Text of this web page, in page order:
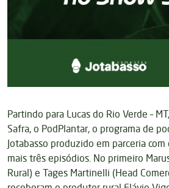
Partindo para Lucas do Rio Verde –
Safra, o PodPlantar, o programa de
Jotabasso produzido em parceria
mais três episódios. No primeiro
Rural) e Tages Martinelli (Head